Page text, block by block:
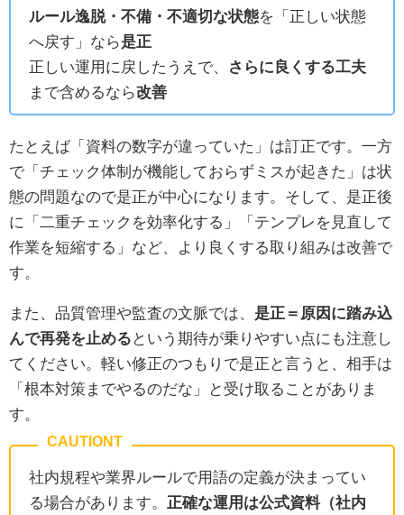
ルール逸脱・不備・不適切な状態を「正しい状態
へ戻す」なら是正
正しい運用に戻したうえで、
さらに良くする工夫
まで含めるなら改善
たとえば「資料の数字が違っていた」は訂正です。一方
で「チェック体制が機能しておらずミスが起きた」は状
態の問題なので是正が中心になります。そして、是正後
に「二重チェックを効率化する」「テンプレを見直して
作業を短縮する」など、より良くする取り組みは改善で
す。
また、品質管理や監査の文脈では、 是正＝原因に踏み込
んで再発を止める という期待が乗りやすい点にも注意し
てください。軽い修正のつもりで是正と言うと、相手は
「根本対策までやるのだな」と受け取ることがありま
す。
社内規程や業界ルールで用語の定義が決まってい
る場合があります。 正確な運用は公式資料（社内